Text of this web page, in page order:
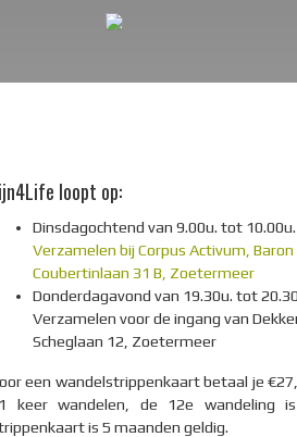
loopt op:
Dinsdagochtend van 9.00u. tot 10.00u.
Verzamelen bij Corpus Activum, Baron
Coubertinlaan 31 B, Zoetermeer
Donderdagavond van 19.30u. tot
Verzamelen voor de ingang van
Scheglaan 12, Zoetermeer
een wandelstrippenkaart betaal je
keer wandelen, de 12e wandeling
is 5 maanden geldig.